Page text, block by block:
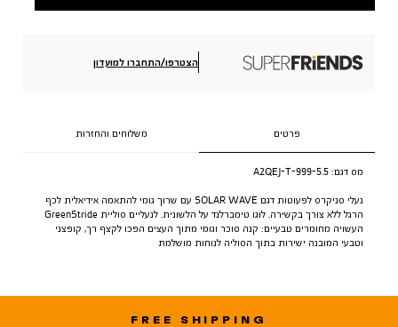
הצטרפו/התחברו למועדון
פרטים משלוחים והחזרות
מס דגם: A2QEJ-T-999-5.5
נעלי סניקרס לפעוטות דגם SOLAR WAVE עם שרוך גומי להתאמה אידיאלית לכף
הרגל ללא צורך בקשירה. לוגו טימברלנד על הלשונית. לנעליים סוליית GreenStride
העשויה מחומרים טבעיים: קנה סוכר וגומי מתוך העצים הפכו לקצף רך, קופצני
וטבעי המובנה ישירות בתוך הסוליה לנוחות מושלמת
FREE SHIPPING